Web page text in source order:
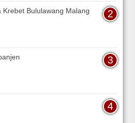
Krebet Bululawang Malang